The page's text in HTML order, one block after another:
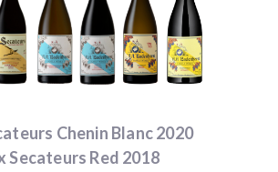
Chenin Blanc 2020
Secateurs Red 2018